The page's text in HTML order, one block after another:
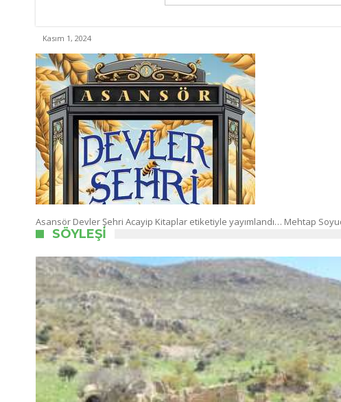
Kasım 1, 2024
Asansör Devler Şehri Acayip Kitaplar etiketiyle yayımlandı… Mehtap
SÖYLEŞI